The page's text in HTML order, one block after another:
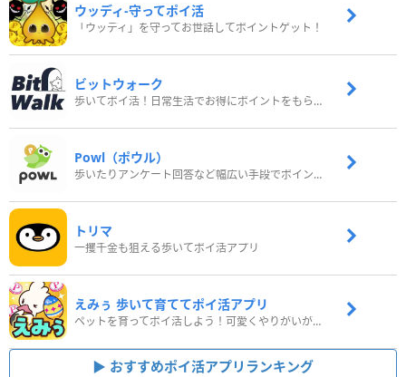
ウッディ‐守ってポイ活
「ウッディ」を守ってお世話してポイントゲット！
ビットウォーク
歩いてポイ活！日常生活でお得にポイントをもらおう
Powl（ポウル）
歩いたりアンケート回答など幅広い手段でポイントをゲット
トリマ
一攫千金も狙える歩いてポイ活アプリ
えみぅ 歩いて育ててポイ活アプリ
ペットを育ってポイ活しよう！可愛くやりがいがある新感覚アプリ
おすすめポイ活アプリランキング